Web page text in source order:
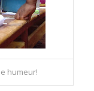
humeur!